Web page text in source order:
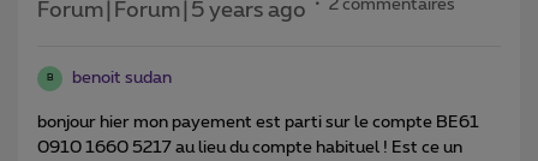
Forum|Forum|5 years ago 2 commentaires
B benoit sudan
bonjour hier mon payement est parti sur le compte BE61
0910 1660 5217 au lieu du compte habituel ! Est ce un